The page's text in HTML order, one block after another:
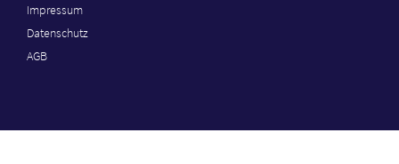
Impressum
Datenschutz
AGB